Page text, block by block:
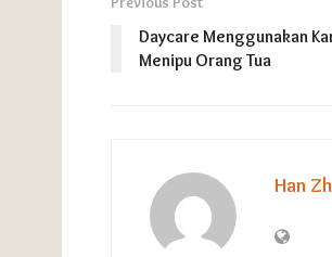
Daycare Menggunakan
Menipu Orang Tua
Han